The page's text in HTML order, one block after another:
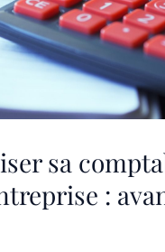
sa
: